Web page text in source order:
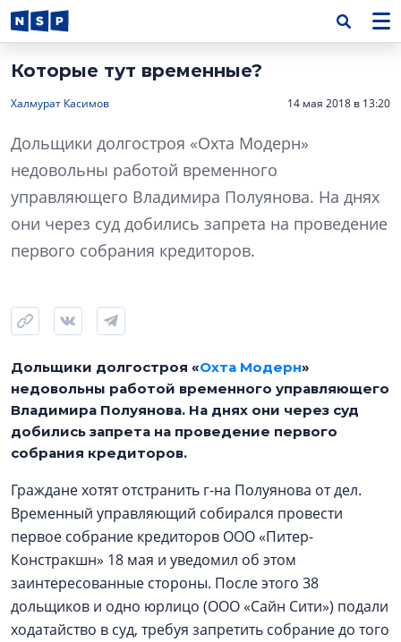
Которые тут временные?
Халмурат Касимов 14 мая 2018 в 13:20
Дольщики долгостроя «Охта Модерн»
недовольны работой временного
управляющего Владимира Полуянова. На днях
они через суд добились запрета на проведение
первого собрания кредиторов.
Дольщики долгостроя «Охта Модерн»
недовольны работой временного управляющего
Владимира Полуянова. На днях они через суд
добились запрета на проведение первого
собрания кредиторов.
Граждане хотят отстранить г-на Полуянова от дел.
Временный управляющий собирался провести
первое собрание кредиторов ООО «Питер-
Констракшн» 18 мая и уведомил об этом
заинтересованные стороны. После этого 38
дольщиков и одно юрлицо (ООО «Сайн Сити») подали
ходатайство в суд, требуя запретить собрание до того